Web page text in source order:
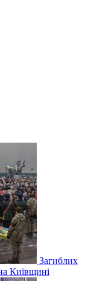
Загиблих
Київщині